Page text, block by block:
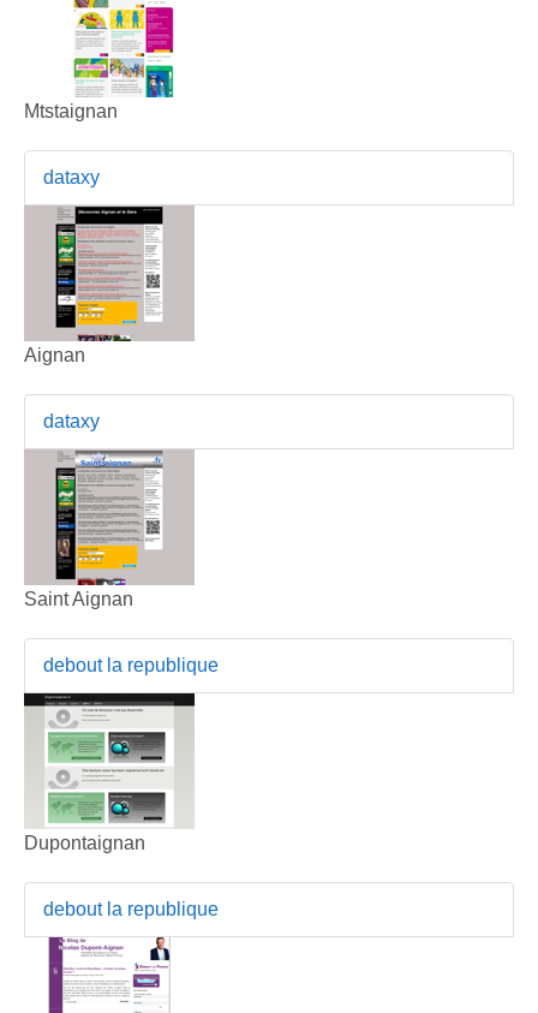
Mtstaignan
dataxy
Aignan
dataxy
Saint Aignan
debout la republique
Dupontaignan
debout la republique